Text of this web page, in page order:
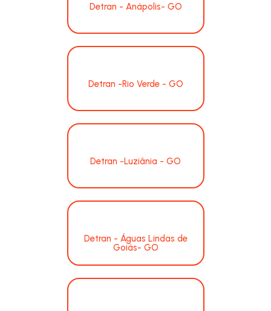
Detran - Anápolis- GO
Detran -Rio Verde - GO
Detran -Luziânia - GO
Detran - Águas Lindas de
Goiás- GO